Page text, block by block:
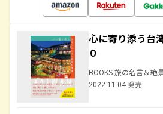
心に寄り添う台
０
BOOKS 旅の名言＆絶
2022.11.04 発売